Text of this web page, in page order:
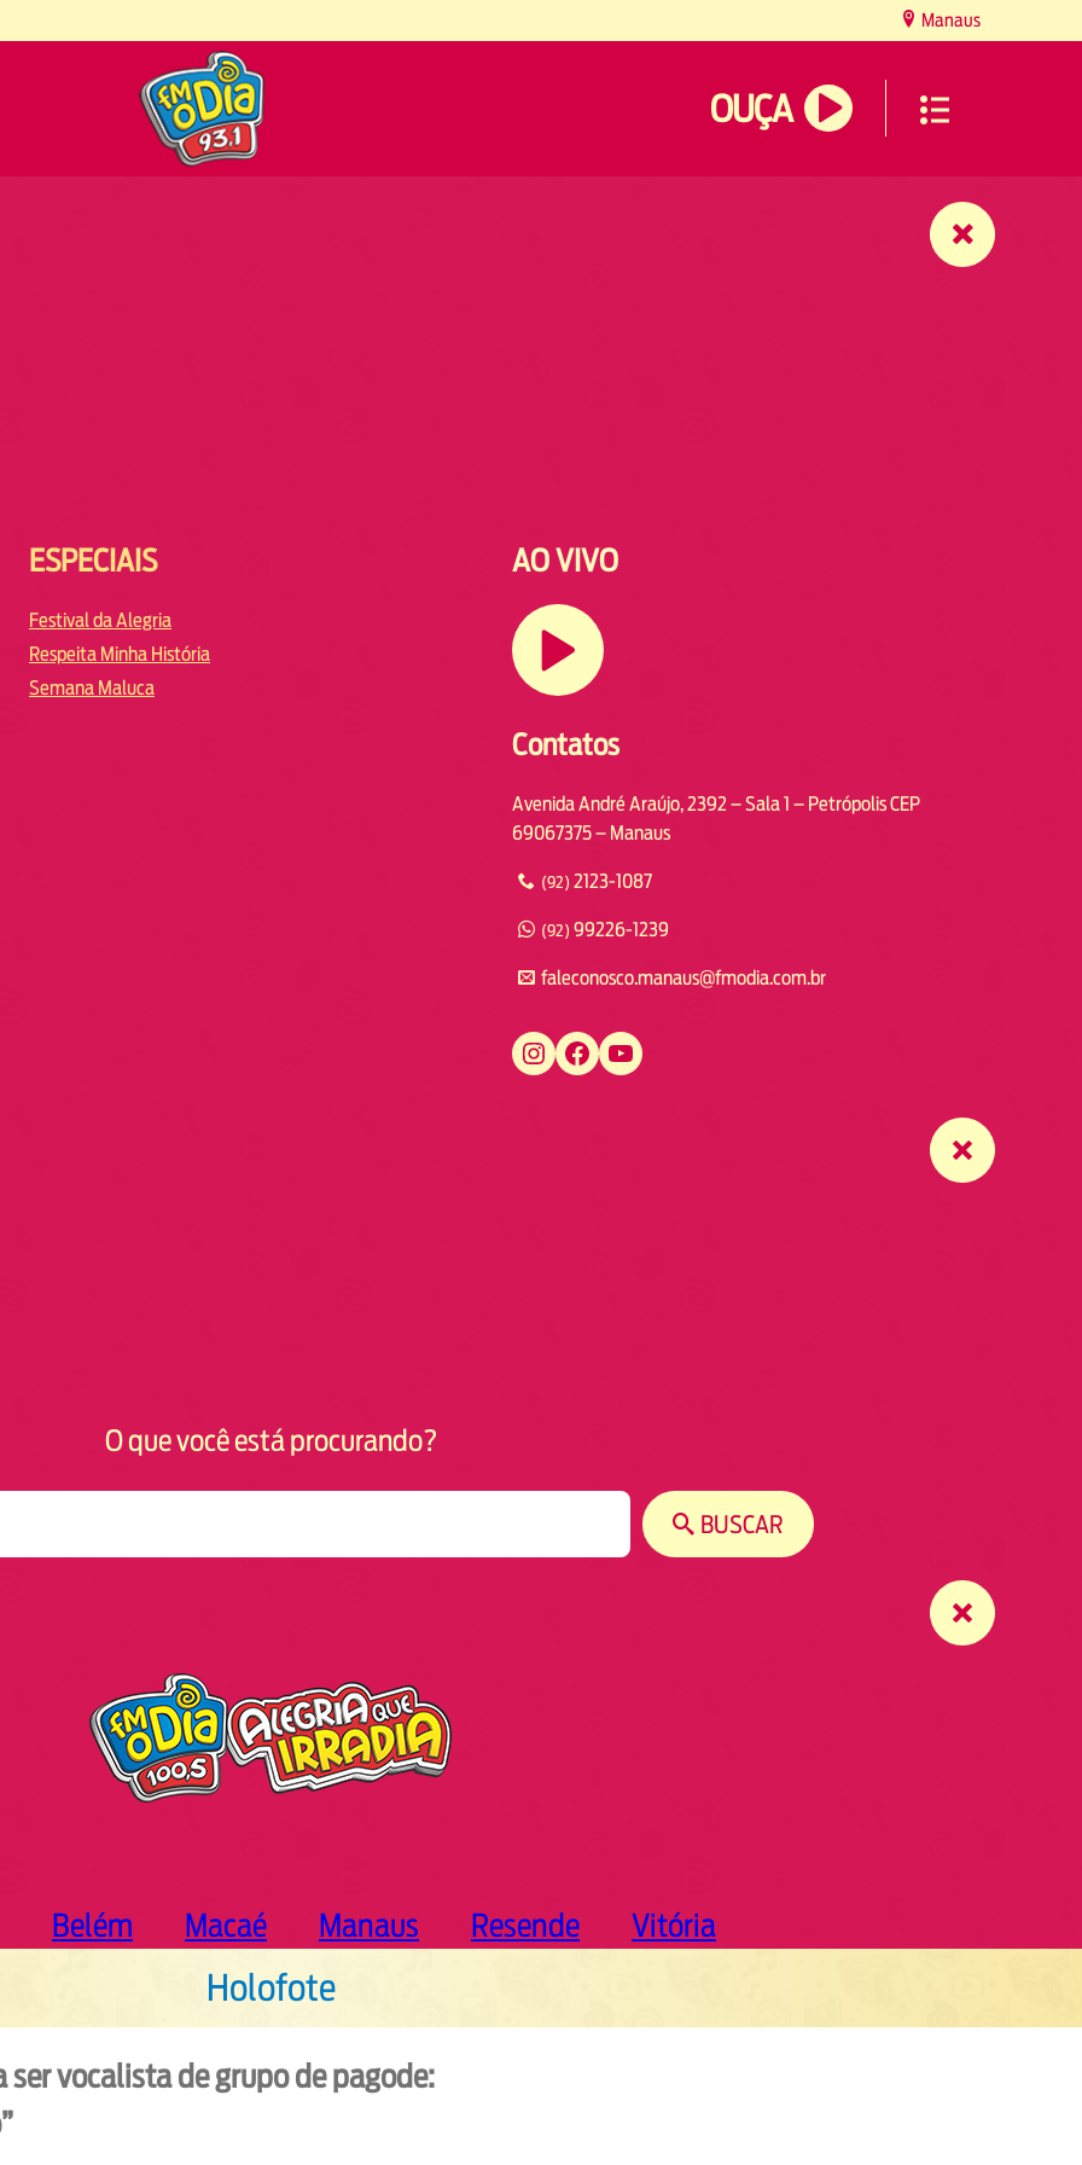
Manaus
OUÇA
ESPECIAIS
Festival da Alegria
Respeita Minha História
Semana Maluca
AO VIVO
Contatos
Avenida André Araújo, 2392 – Sala 1 – Petrópolis CEP
69067375 – Manaus
(92) 2123-1087
(92) 99226-1239
faleconosco.manaus@fmodia.com.br
https://www.instagram.com/fmodiamanaus/ https://www.facebook.com/fmodiamanaus https://www.youtube.com/user/radiofmodia
O que você está procurando?
BUSCAR
Belém Macaé Manaus Resende Vitória
Holofote
vocalista de grupo de pagode: